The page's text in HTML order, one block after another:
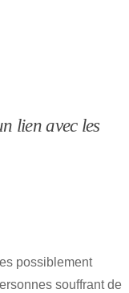
lien avec les
possiblement
souffrant de